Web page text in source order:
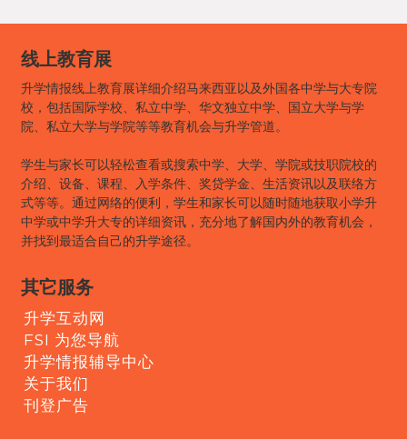
线上教育展
升学情报线上教育展详细介绍马来西亚以及外国各中学与大专院
校，包括国际学校、私立中学、华文独立中学、国立大学与学
院、私立大学与学院等等教育机会与升学管道。
学生与家长可以轻松查看或搜索中学、大学、学院或技职院校的
介绍、设备、课程、入学条件、奖贷学金、生活资讯以及联络方
式等等。通过网络的便利，学生和家长可以随时随地获取小学升
中学或中学升大专的详细资讯，充分地了解国内外的教育机会，
并找到最适合自己的升学途径。
其它服务
升学互动网
FSI 为您导航
升学情报辅导中心
关于我们
刊登广告